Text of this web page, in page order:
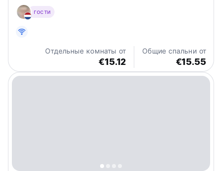
of China's most spectacular settings. The few
impressive old houses that remain make this peaceful
гости
Отдельные комнаты от
€15.12
Общие спальни от
€15.55